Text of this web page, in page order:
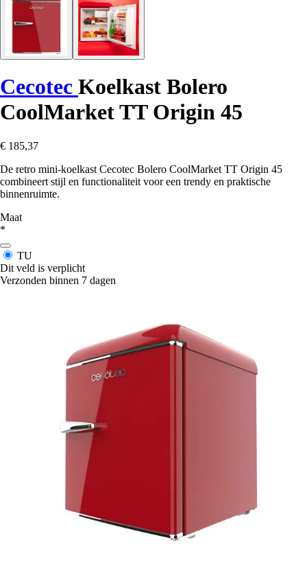
Cecotec Koelkast Bolero
CoolMarket TT Origin 45
€ 185,37
De retro mini-koelkast Cecotec Bolero CoolMarket TT Origin 45
combineert stijl en functionaliteit voor een trendy en praktische
binnenruimte.
Maat
*
TU
Dit veld is verplicht
Verzonden binnen 7 dagen